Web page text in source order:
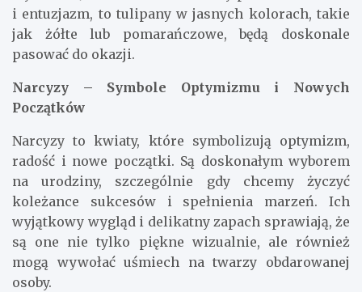
i entuzjazm, to tulipany w jasnych kolorach, takie
jak żółte lub pomarańczowe, będą doskonale
pasować do okazji.
Narcyzy – Symbole Optymizmu i Nowych
Początków
Narcyzy to kwiaty, które symbolizują optymizm,
radość i nowe początki. Są doskonałym wyborem
na urodziny, szczególnie gdy chcemy życzyć
koleżance sukcesów i spełnienia marzeń. Ich
wyjątkowy wygląd i delikatny zapach sprawiają, że
są one nie tylko piękne wizualnie, ale również
mogą wywołać uśmiech na twarzy obdarowanej
osoby.